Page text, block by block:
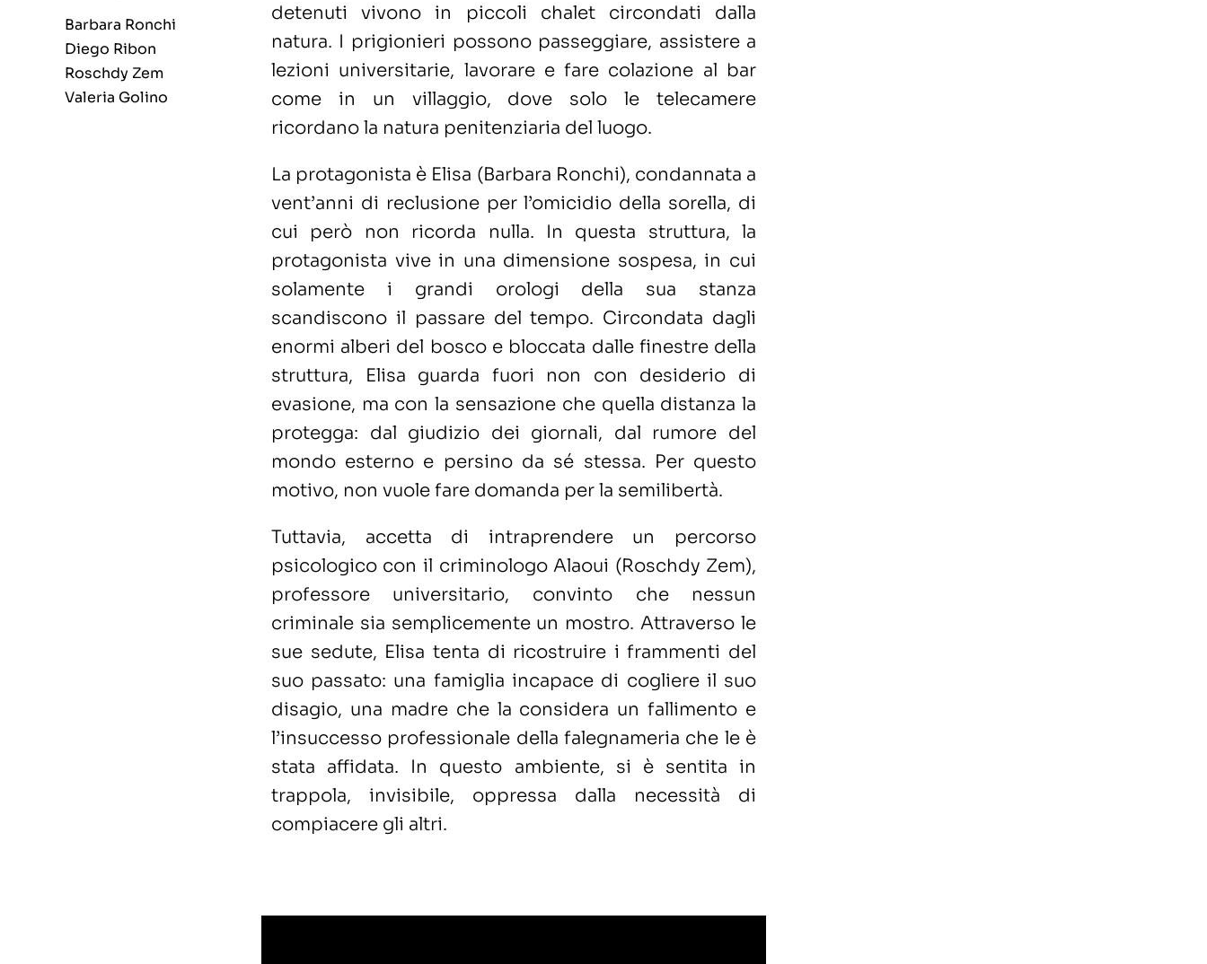
Barbara Ronchi
Diego Ribon
Roschdy Zem
Valeria Golino
detenuti vivono in piccoli chalet circondati dalla
natura. I prigionieri possono passeggiare, assistere a
lezioni universitarie, lavorare e fare colazione al bar
come in un villaggio, dove solo le telecamere
ricordano la natura penitenziaria del luogo.
La protagonista è Elisa (Barbara Ronchi), condannata a
vent’anni di reclusione per l’omicidio della sorella, di
cui però non ricorda nulla. In questa struttura, la
protagonista vive in una dimensione sospesa, in cui
solamente i grandi orologi della sua stanza
scandiscono il passare del tempo. Circondata dagli
enormi alberi del bosco e bloccata dalle finestre della
struttura, Elisa guarda fuori non con desiderio di
evasione, ma con la sensazione che quella distanza la
protegga: dal giudizio dei giornali, dal rumore del
mondo esterno e persino da sé stessa. Per questo
motivo, non vuole fare domanda per la semilibertà.
Tuttavia, accetta di intraprendere un percorso
psicologico con il criminologo Alaoui (Roschdy Zem),
professore universitario, convinto che nessun
criminale sia semplicemente un mostro. Attraverso le
sue sedute, Elisa tenta di ricostruire i frammenti del
suo passato: una famiglia incapace di cogliere il suo
disagio, una madre che la considera un fallimento e
l’insuccesso professionale della falegnameria che le è
stata affidata. In questo ambiente, si è sentita in
trappola, invisibile, oppressa dalla necessità di
compiacere gli altri.